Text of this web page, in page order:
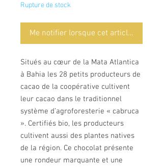
Rupture de stock
Me notifier lorsque cet article est
Situés au cœur de la Mata Atlantica
à Bahia les 28 petits producteurs de
cacao de la coopérative cultivent
leur cacao dans le traditionnel
système d’agroforesterie « cabruca
». Certifiés bio, les producteurs
cultivent aussi des plantes natives
de la région. Ce chocolat présente
une rondeur marquante et une